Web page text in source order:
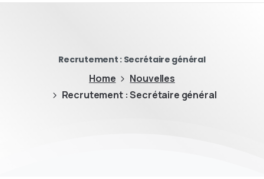
Recrutement : Secrétaire général
Home
Nouvelles
Recrutement : Secrétaire général